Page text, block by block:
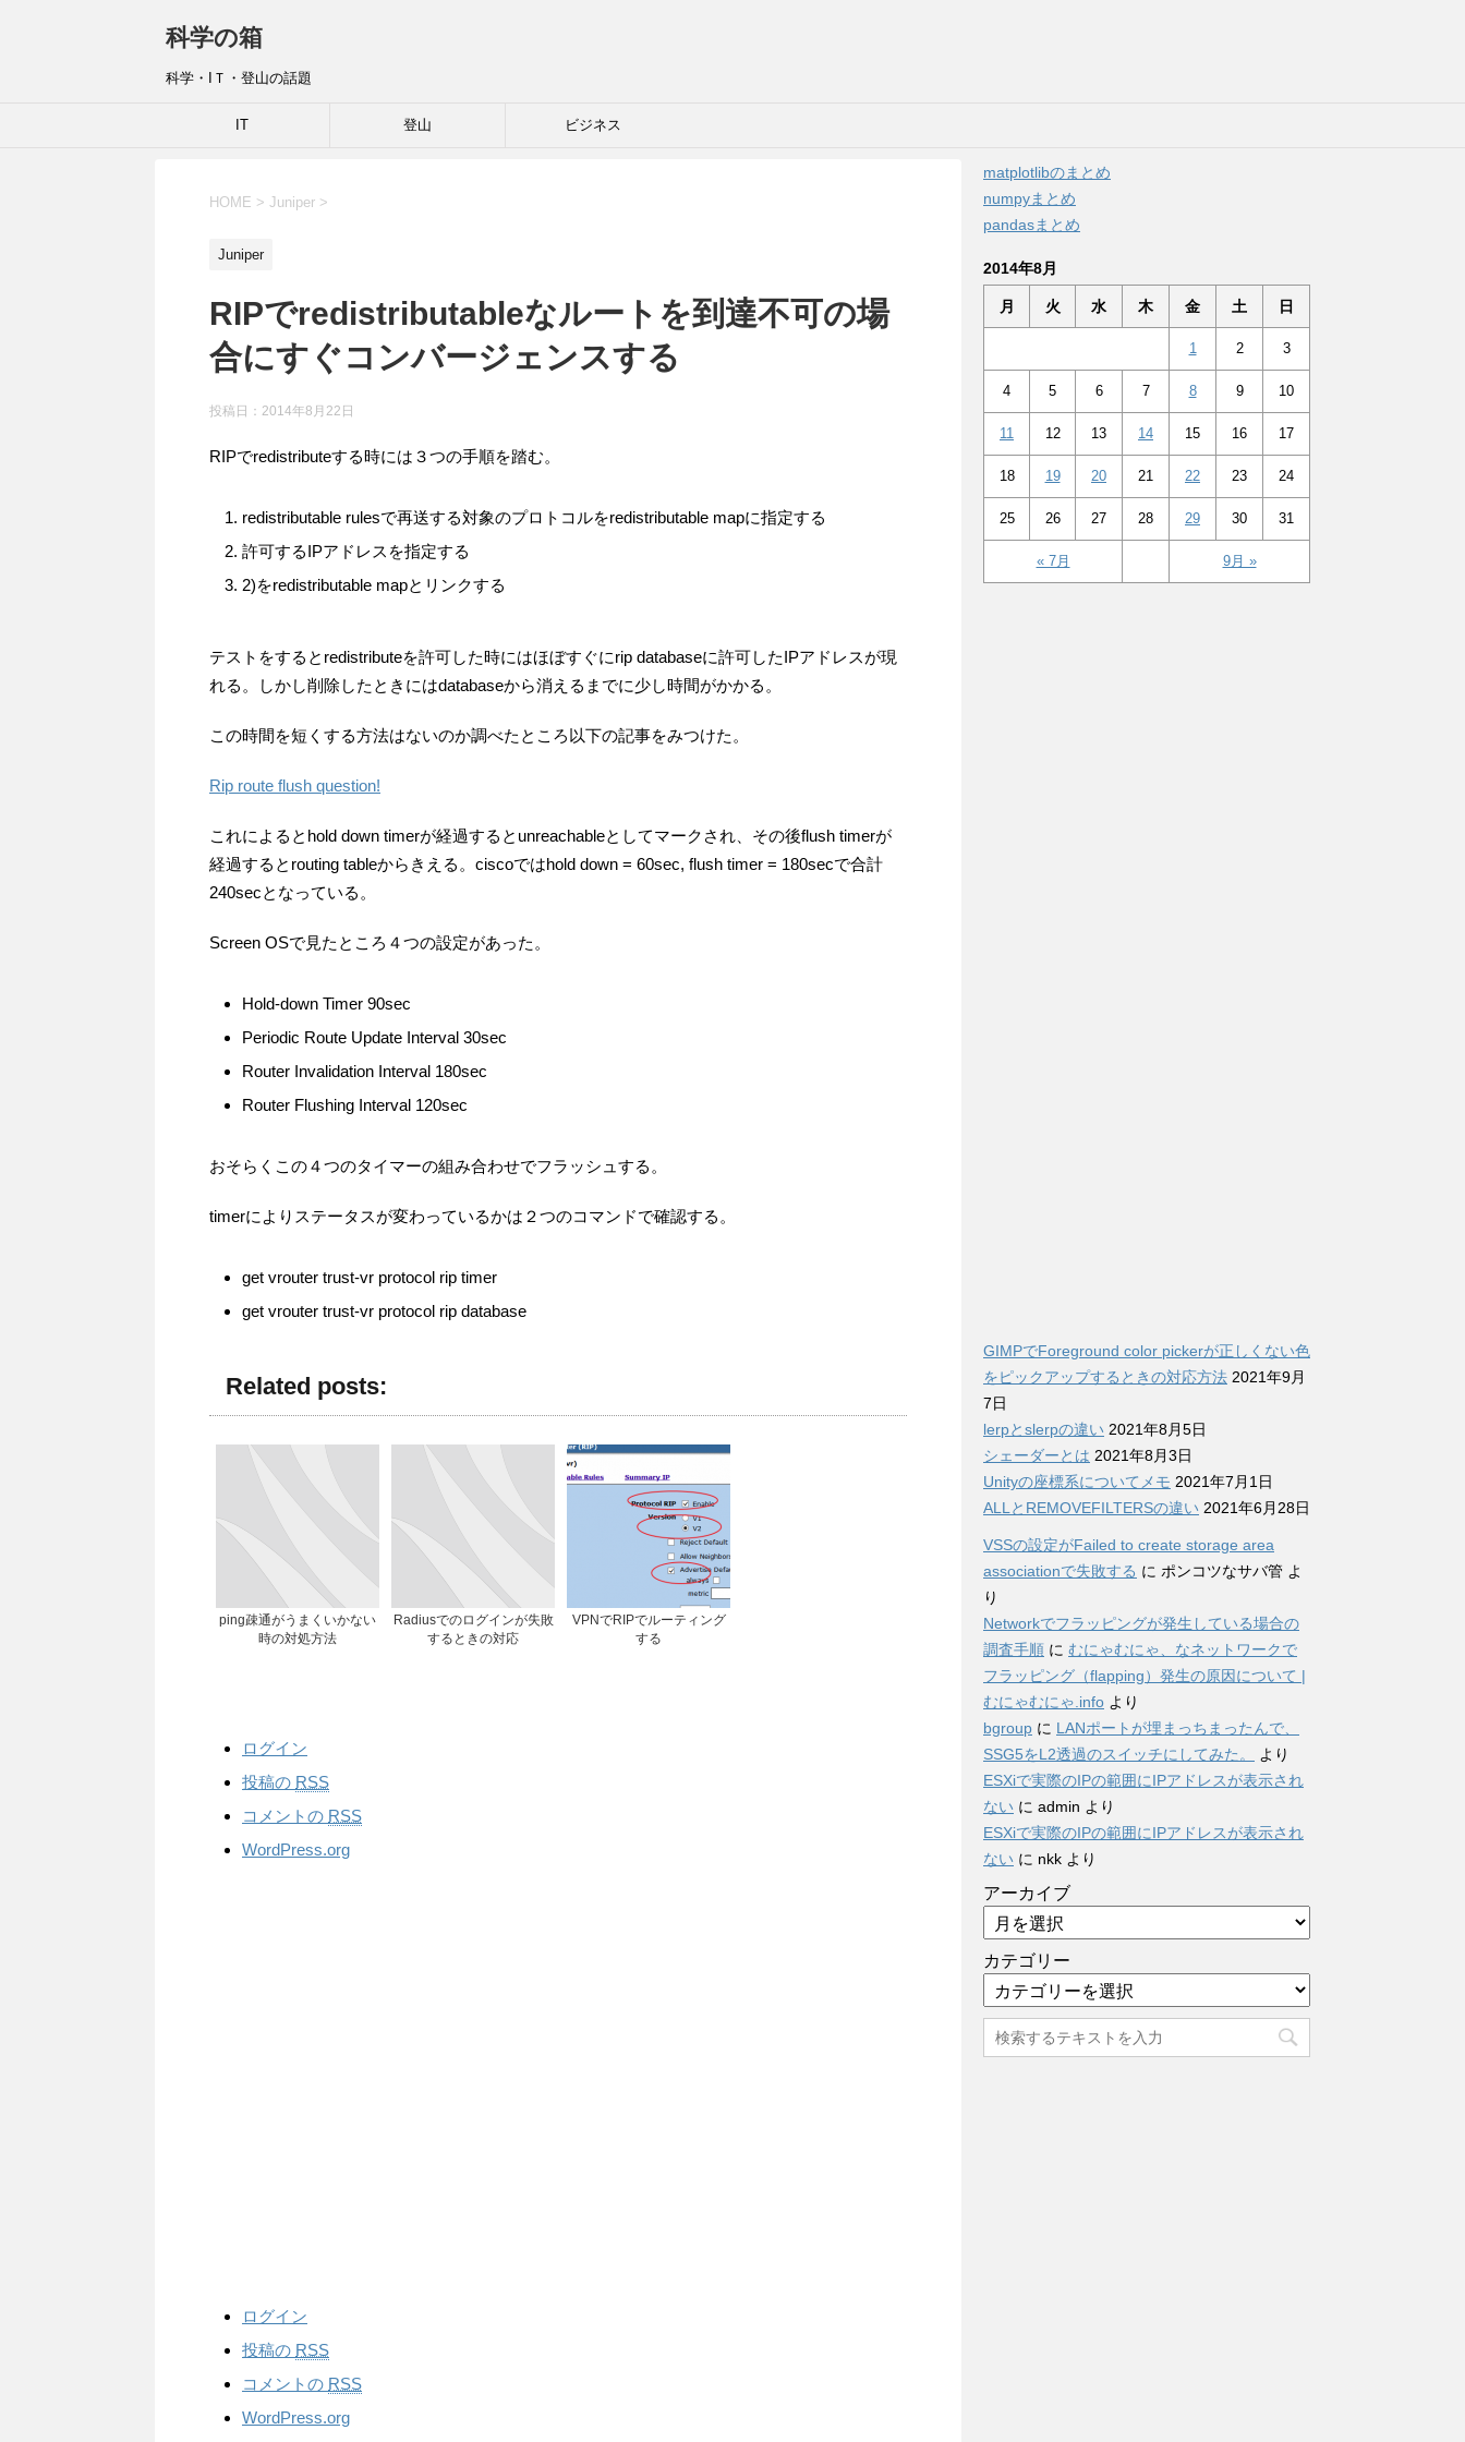
科学の箱
科学・IＴ・登山の話題
IT 登山 ビジネス
HOME > Juniper >
Juniper
RIPでredistributableなルートを到達不可の場
合にすぐコンバージェンスする
投稿日： 2014年8月22日
RIPでredistributeする時には３つの手順を踏む。
redistributable rulesで再送する対象のプロトコルをredistributable mapに指定する
許可するIPアドレスを指定する
2)をredistributable mapとリンクする
テストをするとredistributeを許可した時にはほぼすぐにrip databaseに許可したIPアドレスが現
れる。しかし削除したときにはdatabaseから消えるまでに少し時間がかかる。
この時間を短くする方法はないのか調べたところ以下の記事をみつけた。
Rip route flush question!
これによるとhold down timerが経過するとunreachableとしてマークされ、その後flush timerが
経過するとrouting tableからきえる。ciscoではhold down = 60sec, flush timer = 180secで合計
240secとなっている。
Screen OSで見たところ４つの設定があった。
Hold-down Timer 90sec
Periodic Route Update Interval 30sec
Router Invalidation Interval 180sec
Router Flushing Interval 120sec
おそらくこの４つのタイマーの組み合わせでフラッシュする。
timerによりステータスが変わっているかは２つのコマンドで確認する。
get vrouter trust-vr protocol rip timer
get vrouter trust-vr protocol rip database
Related posts:
ping疎通がうまくいかない
時の対処方法
Radiusでのログインが失敗
するときの対応
VPNでRIPでルーティング
する
ログイン
投稿の RSS
コメントの RSS
WordPress.org
ログイン
投稿の RSS
コメントの RSS
WordPress.org
matplotlibのまとめ
numpyまとめ
pandasまとめ
2014年8月
月 火 水 木 金 土 日
« 7月 9月 »
1 2 3
4 5 6 7 8 9 10
11 12 13 14 15 16 17
18 19 20 21 22 23 24
25 26 27 28 29 30 31
GIMPでForeground color pickerが正しくない色
をピックアップするときの対応方法 2021年9月
7日
lerpとslerpの違い 2021年8月5日
シェーダーとは 2021年8月3日
Unityの座標系についてメモ 2021年7月1日
ALLとREMOVEFILTERSの違い 2021年6月28日
VSSの設定がFailed to create storage area
associationで失敗する に ポンコツなサバ管 よ
り
Networkでフラッピングが発生している場合の
調査手順 に むにゃむにゃ、なネットワークで
フラッピング（flapping）発生の原因について |
むにゃむにゃ.info より
bgroup に LANポートが埋まっちまったんで、
SSG5をL2透過のスイッチにしてみた。
より
ESXiで実際のIPの範囲にIPアドレスが表示され
ない に admin より
ESXiで実際のIPの範囲にIPアドレスが表示され
ない に nkk より
アーカイブ
カテゴリー